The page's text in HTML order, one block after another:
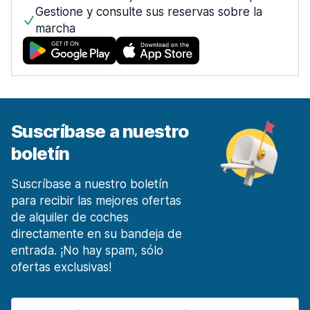
desde 12,55 € al día
Móstoles Centro de la ciudad
desde 27,22 € al día
Málaga Estación de tren
desde 14,97 € al día
Marbella
135 ofertas en 3 lugares
Murcia
185 ofertas en 4 lugares
Región de Murcia Aeropuerto Internacional
desde 17,14 € al día
Oviedo
Gestione y consulte sus reservas sobre la
marcha
Suscríbase a nuestro
boletín
Suscríbase a nuestro boletín
para recibir las mejores ofertas
de alquiler de coches
directamente en su bandeja de
entrada. ¡No hay spam, sólo
ofertas exclusivas!